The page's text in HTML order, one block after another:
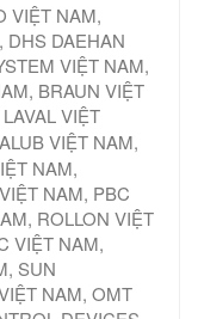
VIỆT NAM,
DHS DAEHAN
VIỆT NAM,
BRAUN VIỆT
VIỆT
VIỆT NAM,
NAM,
NAM, PBC
ROLLON VIỆT
VIỆT NAM,
SUN
NAM, OMT